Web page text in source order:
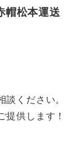
帽松本運送
ください。
提供します！